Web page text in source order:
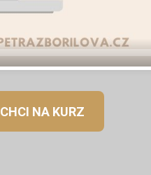
CHCI NA KURZ